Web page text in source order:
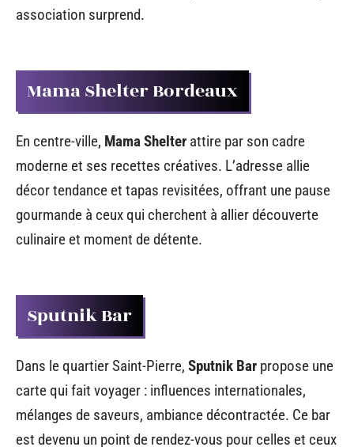
association surprend.
Mama Shelter Bordeaux
En centre-ville, Mama Shelter attire par son cadre
moderne et ses recettes créatives. L’adresse allie
décor tendance et tapas revisitées, offrant une pause
gourmande à ceux qui cherchent à allier découverte
culinaire et moment de détente.
Sputnik Bar
Dans le quartier Saint-Pierre, Sputnik Bar propose une
carte qui fait voyager : influences internationales,
mélanges de saveurs, ambiance décontractée. Ce bar
est devenu un point de rendez-vous pour celles et ceux